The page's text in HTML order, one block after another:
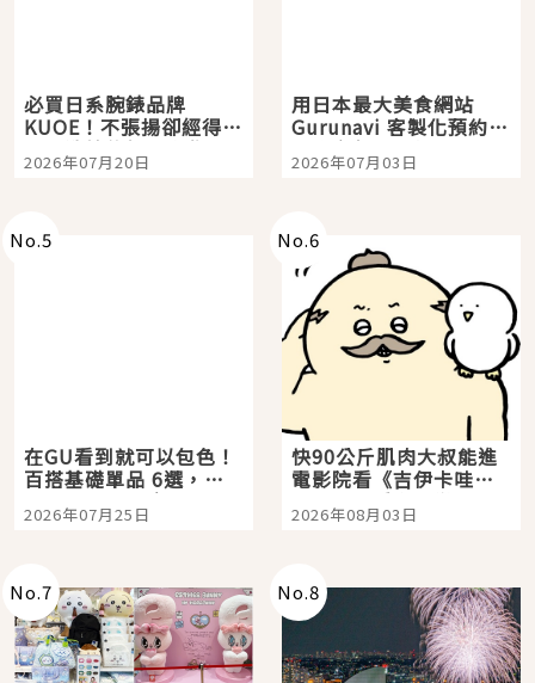
必買日系腕錶品牌
KUOE！不張揚卻經得起
時間洗鍊的經典之作五
選
2026年07月20日
用日本最大美食網站
Gurunavi 客製化預約九
大都市餐廳，打造專屬
美食體驗！
2026年07月03日
No.5
在GU看到就可以包色！
百搭基礎單品 6選，閉
眼全收也不心疼
2026年07月25日
No.6
快90公斤肌肉大叔能進
電影院看《吉伊卡哇》
嗎？日本重金屬樂團
「打首」會長與nagano
2026年08月03日
No.7 No.8